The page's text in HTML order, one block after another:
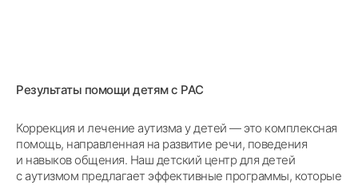
Результаты помощи детям с РАС
Коррекция и лечение аутизма у детей — это комплексная
помощь, направленная на развитие речи, поведения
и навыков общения. Наш детский центр для детей
с аутизмом предлагает эффективные программы, которые